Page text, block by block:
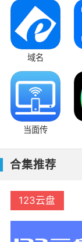
域名
当面传
合集推荐
123云盘